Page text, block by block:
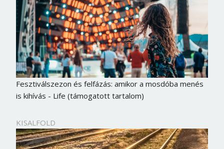
Fesztiválszezon és felfázás: amikor a mosdóba menés
is kihívás - Life (támogatott tartalom)
KISALFOLD